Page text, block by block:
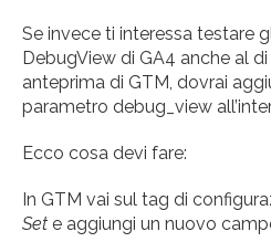
Se invece ti interessa testare
DebugView di GA4 anche al
anteprima di GTM, dovrai
parametro debug_view
Ecco cosa devi fare:
In GTM vai sul tag di
Set e aggiungi un nuovo